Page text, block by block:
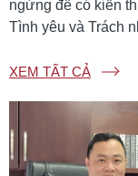
ngừng để có kiến
Tình yêu và Trách
XEM TẤT CẢ